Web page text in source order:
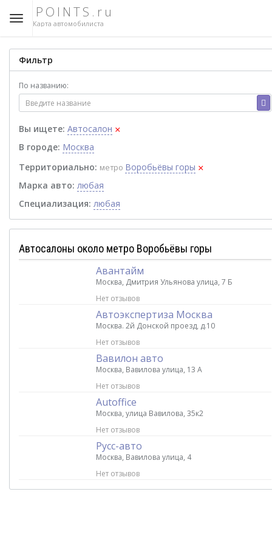
POINTS.ru
Карта автомобилиста
Фильтр
По названию:
Вы ищете: Автосалон ×
В городе: Москва
Территориально: метро Воробьёвы горы ×
Марка авто: любая
Специализация: любая
Автосалоны около метро Воробьёвы горы
Авантайм
Москва, Дмитрия Ульянова улица, 7 Б
Нет отзывов
Автоэкспертиза Москва
Москва. 2й Донской проезд, д.10
Нет отзывов
Вавилон авто
Москва, Вавилова улица, 13 А
Нет отзывов
Autoffice
Москва, улица Вавилова, 35к2
Нет отзывов
Русс-авто
Москва, Вавилова улица, 4
Нет отзывов